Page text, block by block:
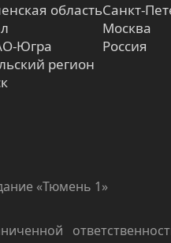
область
Югра
регион
Санкт-
Москва
Россия
«Тюмень 1»